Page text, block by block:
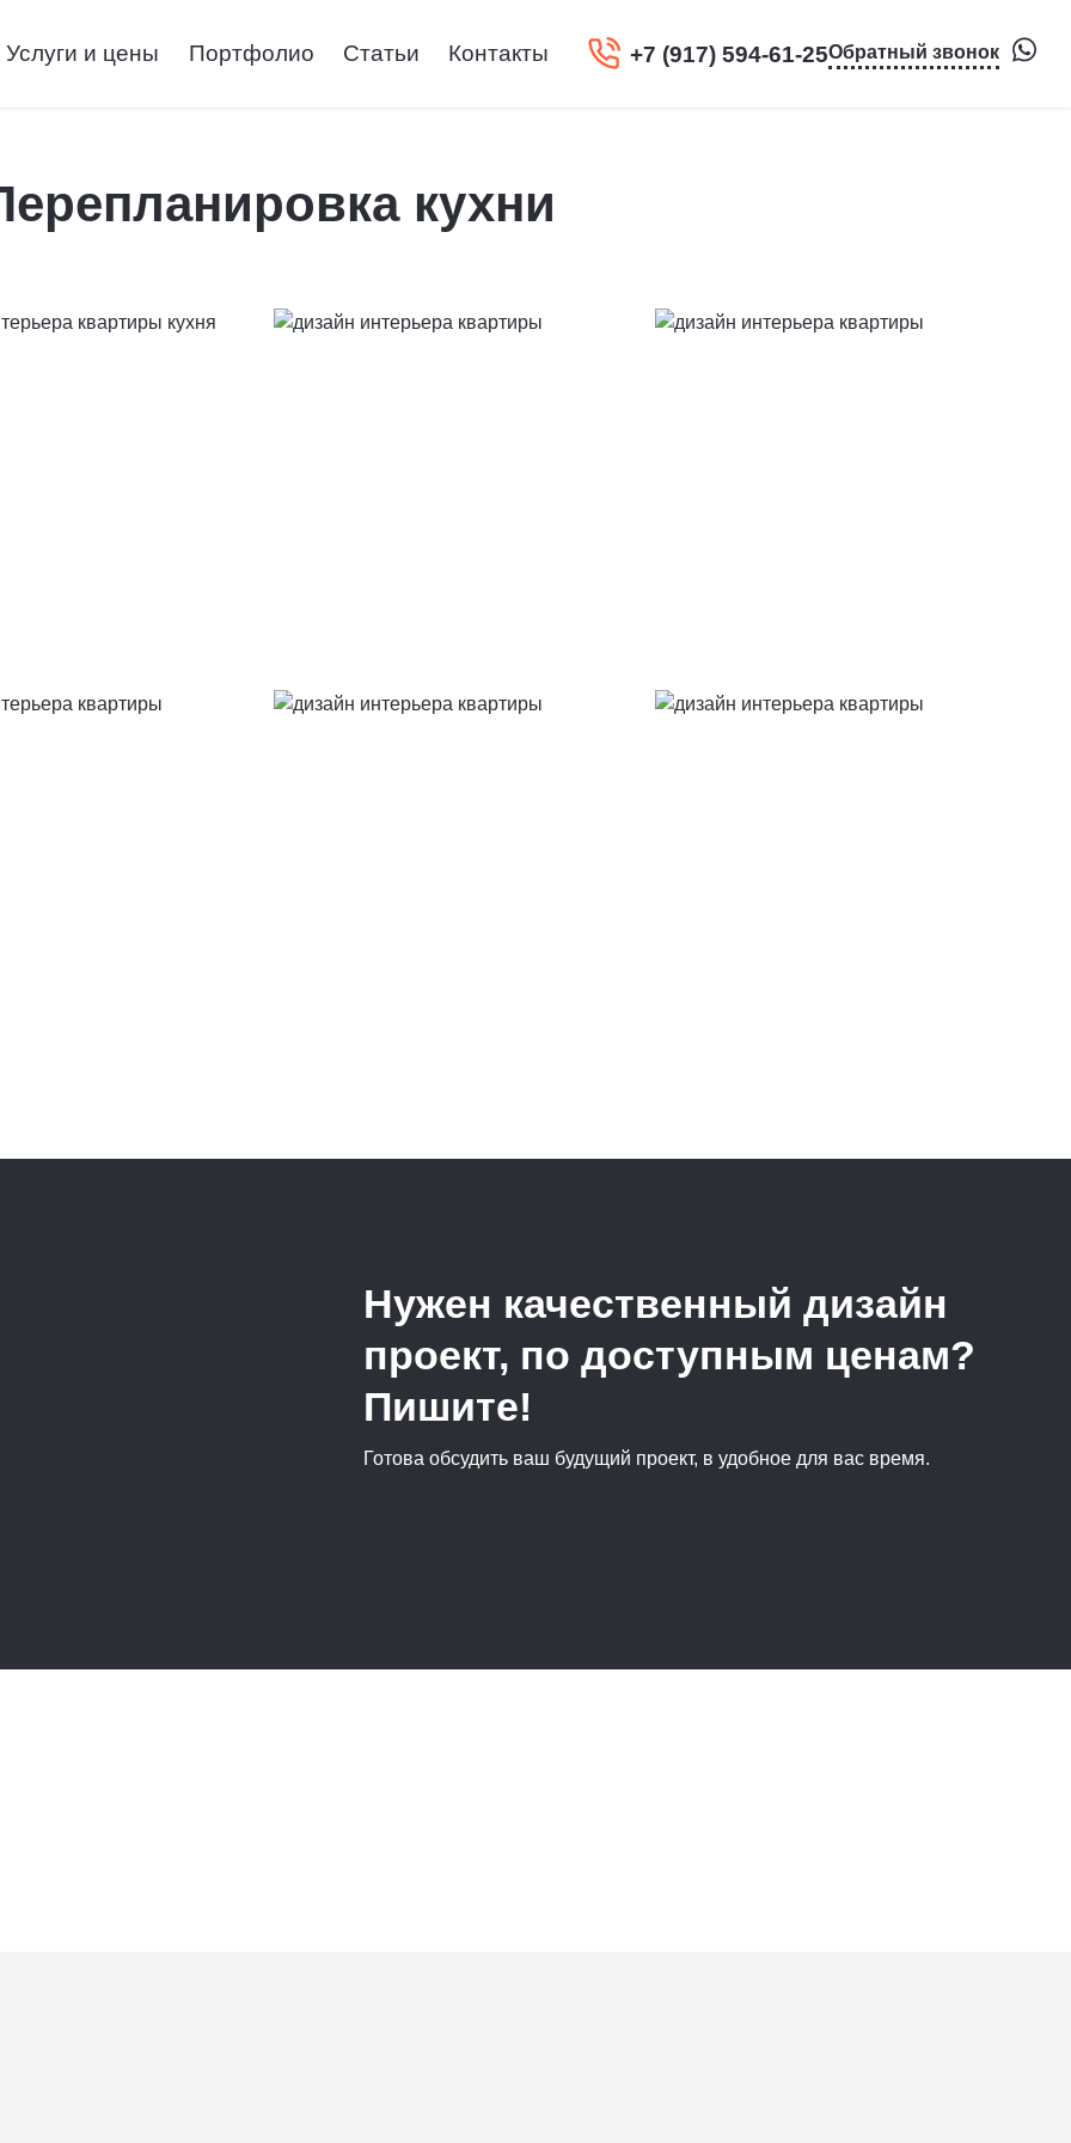
Услуги и цены Портфолио Статьи Контакты +7 (917) 594-61-25Обратный звонок
кухни
Нужен качественный дизайн
проект, по доступным ценам?
Пишите!
Готова обсудить ваш будущий проект, в удобное для вас время.